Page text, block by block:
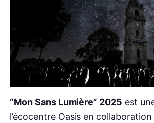
“Mon Sans Lumière” 2025 est
l’écocentre Oasis en